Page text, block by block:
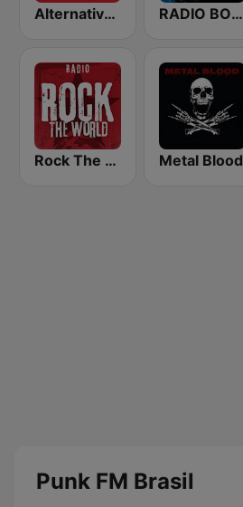
Alternative Flash Rock RADIO BOB! Punk
Rock The World - Punk Rock Metal Blood
Punk FM Brasil